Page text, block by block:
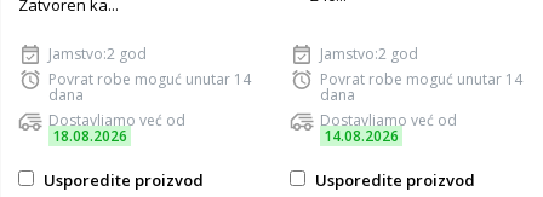
Zatvoren ka...
Jamstvo:2 god
Povrat robe moguć unutar 14
dana
Dostavljamo već od
18.08.2026
Usporedite proizvod
Jamstvo:2 god
Povrat robe moguć unutar 14
dana
Dostavljamo već od
14.08.2026
Usporedite proizvod